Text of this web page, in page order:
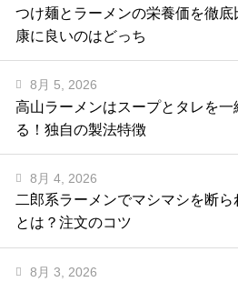
つけ麺とラーメンの栄養価を徹底
康に良いのはどっち
高山ラーメンはスープとタレを一
る！独自の製法特徴
8月 5, 2026
二郎系ラーメンでマシマシを断ら
とは？注文のコツ
8月 4, 2026
8月 3, 2026